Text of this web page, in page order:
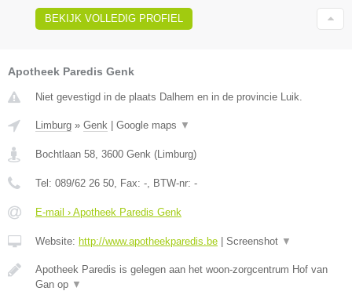
BEKIJK VOLLEDIG PROFIEL
Apotheek Paredis Genk
Niet gevestigd in de plaats Dalhem en in de provincie Luik.
Limburg » Genk | Google maps ▼
Bochtlaan 58 3600 Genk (Limburg)
Tel: 089/62 26 50 , Fax: - , BTW-nr: -
E-mail › Apotheek Paredis Genk
Website: http://www.apotheekparedis.be | Screenshot ▼
Apotheek Paredis is gelegen aan het woon-zorgcentrum Hof van
Gan op ▼